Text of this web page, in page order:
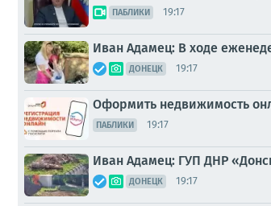
ПАБЛИКИ 19:17
Иван Адамец: В ходе
ДОНЕЦК 19:17
Оформить недвижимость
ПАБЛИКИ 19:17
Иван Адамец: ГУП ДНР
ДОНЕЦК 19:17